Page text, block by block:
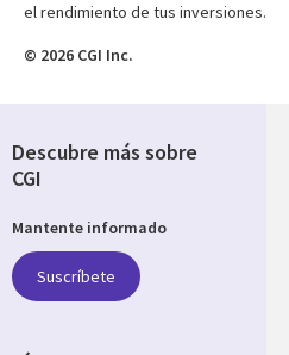
el rendimiento de tus inversiones.
© 2026 CGI Inc.
Descubre más sobre
CGI
Mantente informado
Suscríbete